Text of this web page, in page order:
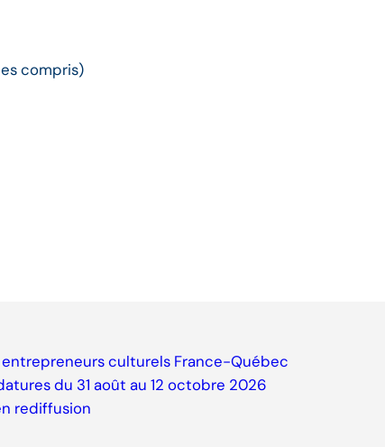
compris)
culturels France-Québec
du 31 août au 12 octobre 2026
rediffusion